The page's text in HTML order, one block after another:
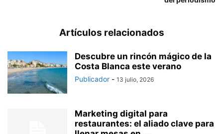
Artículos relacionados
Descubre un rincón mágico de la
Costa Blanca este verano
Publicador - 13 julio, 2026
Marketing digital para
restaurantes: el aliado clave para